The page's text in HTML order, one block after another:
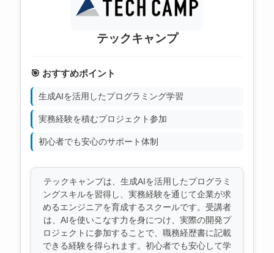
テックキャンプ
🎯 おすすめポイント
生成AIを活用したプログラミング学習
実務経験を積むプロジェクト参加
初心者でも安心のサポート体制
テックキャンプは、生成AIを活用したプログラミ
ングスキルを習得し、実務経験を通じて企業が求
めるエンジニアを育成するスクールです。受講者
は、AIを使いこなす力を身につけ、実際の開発プ
ロジェクトに参加することで、職務経歴書に記載
できる経験を得られます。初心者でも安心して学